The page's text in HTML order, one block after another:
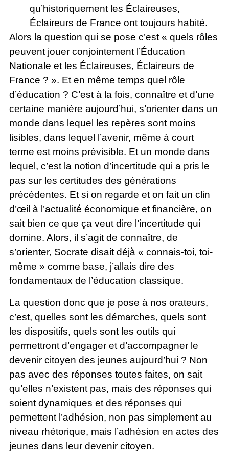
qu’historiquement les Éclaireuses,
Éclaireurs de France ont toujours habité.
Alors la question qui se pose c’est « quels rôles
peuvent jouer conjointement l’Éducation
Nationale et les Éclaireuses, Éclaireurs de
France ? ». Et en même temps quel rôle
d’éducation ? C’est à la fois, connaître et d’une
certaine manière aujourd’hui, s’orienter dans un
monde dans lequel les repères sont moins
lisibles, dans lequel l’avenir, même à court
terme est moins prévisible. Et un monde dans
lequel, c’est la notion d’incertitude qui a pris le
pas sur les certitudes des générations
précédentes. Et si on regarde et on fait un clin
d’œil à l’actualité́ économique et financière, on
sait bien ce que ça veut dire l’incertitude qui
domine. Alors, il s’agit de connaître, de
s’orienter, Socrate disait déjà̀ « connais-toi, toi-
même » comme base, j’allais dire des
fondamentaux de l’éducation classique.
La question donc que je pose à nos orateurs,
c’est, quelles sont les démarches, quels sont
les dispositifs, quels sont les outils qui
permettront d’engager et d’accompagner le
devenir citoyen des jeunes aujourd’hui ? Non
pas avec des réponses toutes faites, on sait
qu’elles n’existent pas, mais des réponses qui
soient dynamiques et des réponses qui
permettent l’adhésion, non pas simplement au
niveau rhétorique, mais l’adhésion en actes des
jeunes dans leur devenir citoyen.